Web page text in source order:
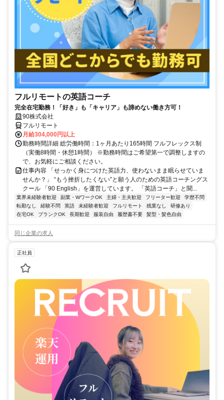
フルリモートの英語コーチ
完全在宅勤務！「好き」も「キャリア」も諦めない働き方可！
90株式会社
フルリモート
月給304,000円以上
勤務時間詳細 総労働時間：1ヶ月あたり165時間 フルフレックス制
（実働8時間・休憩1時間） ※勤務時間はご希望第一で調整しますの
で、お気軽にご相談ください。
仕事内容 「せっかく身につけた英語力、使わないまま眠らせていま
せんか？」 “もう挫折したくない”と願う人のための英語コーチングス
クール 「90 English」を運営しています。 「英語コーチ」と聞...
業界未経験者歓迎 副業・WワークOK 主婦・主夫歓迎 フリーター歓迎
学歴不問
転勤なし
経験不問 英語 未経験者歓迎 フルリモート 残業なし
研修あり
在宅OK
ブランクOK 長期歓迎 服装自由 履歴書不要 髪型・髪色自由
同じ企業の求人
正社員